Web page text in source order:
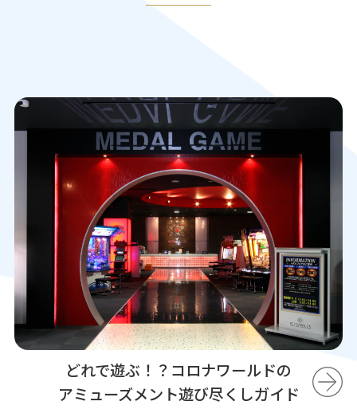
どれで遊ぶ！？コロナワールドの
アミューズメント遊び尽くしガイド